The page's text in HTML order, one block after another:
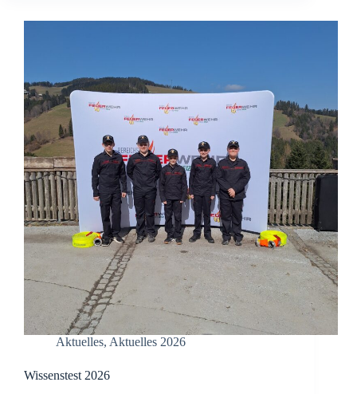
Aktuelles, Aktuelles 2026
Wissenstest 2026